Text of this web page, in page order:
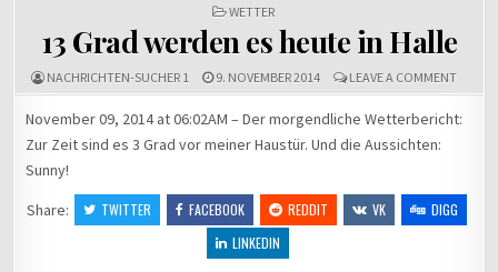
POSTED
WETTER
13 Grad werden es heute in Halle
NACHRICHTEN-SUCHER 1 9. NOVEMBER 2014 LEAVE A COMMENTON
13
HALLE
November 09, 2014 at 06:02AM – Der morgendliche Wetterbericht:
Zur Zeit sind es 3 Grad vor meiner Haustür. Und die Aussichten:
Sunny!
Share:
TWITTER FACEBOOK REDDIT VK
DIGG
LINKEDIN